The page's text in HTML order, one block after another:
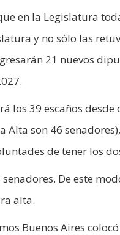
en la Legislatura
y no sólo las
21 nuevos
los 39 escaños
son 46
de tener los
De este
alta.
Buenos Aires